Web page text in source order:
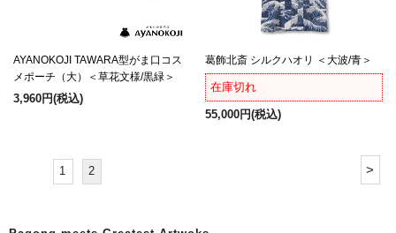
AYANOKOJI TAWARA型がま口コス
メポーチ（大）＜草花文様/黒緑＞
3,960円(税込)
葛飾北斎 シルクハオリ ＜大波/青＞
在庫切れ
55,000円(税込)
>
1 2